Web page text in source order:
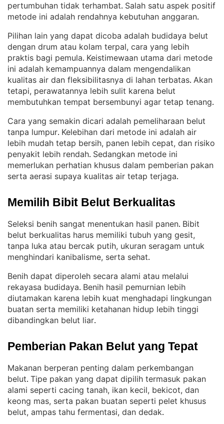
pertumbuhan tidak terhambat. Salah satu aspek positif
metode ini adalah rendahnya kebutuhan anggaran.
Pilihan lain yang dapat dicoba adalah budidaya belut
dengan drum atau kolam terpal, cara yang lebih
praktis bagi pemula. Keistimewaan utama dari metode
ini adalah kemampuannya dalam mengendalikan
kualitas air dan fleksibilitasnya di lahan terbatas. Akan
tetapi, perawatannya lebih sulit karena belut
membutuhkan tempat bersembunyi agar tetap tenang.
Cara yang semakin dicari adalah pemeliharaan belut
tanpa lumpur. Kelebihan dari metode ini adalah air
lebih mudah tetap bersih, panen lebih cepat, dan risiko
penyakit lebih rendah. Sedangkan metode ini
memerlukan perhatian khusus dalam pemberian pakan
serta aerasi supaya kualitas air tetap terjaga.
Memilih Bibit Belut Berkualitas
Seleksi benih sangat menentukan hasil panen. Bibit
belut berkualitas harus memiliki tubuh yang gesit,
tanpa luka atau bercak putih, ukuran seragam untuk
menghindari kanibalisme, serta sehat.
Benih dapat diperoleh secara alami atau melalui
rekayasa budidaya. Benih hasil pemurnian lebih
diutamakan karena lebih kuat menghadapi lingkungan
buatan serta memiliki ketahanan hidup lebih tinggi
dibandingkan belut liar.
Pemberian Pakan Belut yang Tepat
Makanan berperan penting dalam perkembangan
belut. Tipe pakan yang dapat dipilih termasuk pakan
alami seperti cacing tanah, ikan kecil, bekicot, dan
keong mas, serta pakan buatan seperti pelet khusus
belut, ampas tahu fermentasi, dan dedak.